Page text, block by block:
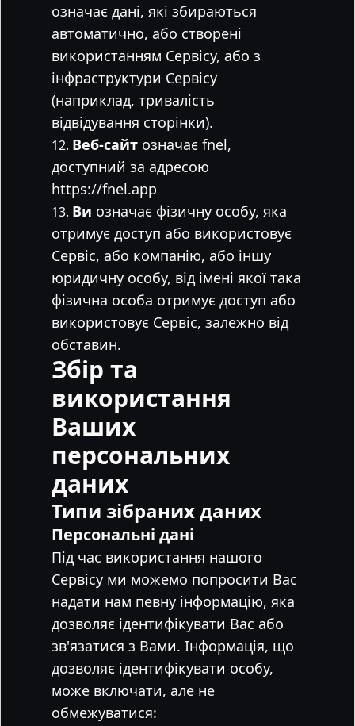
означає дані, які збираються
автоматично, або створені
використанням Сервісу, або з
інфраструктури Сервісу
(наприклад, тривалість
відвідування сторінки).
Веб-сайт означає fnel,
доступний за адресою
https://fnel.app
Ви означає фізичну особу, яка
отримує доступ або використовує
Сервіс, або компанію, або іншу
юридичну особу, від імені якої така
фізична особа отримує доступ або
використовує Сервіс, залежно від
обставин.
Збір та
використання
Ваших
персональних
даних
Типи зібраних даних
Персональні дані
Під час використання нашого
Сервісу ми можемо попросити Вас
надати нам певну інформацію, яка
дозволяє ідентифікувати Вас або
зв'язатися з Вами. Інформація, що
дозволяє ідентифікувати особу,
може включати, але не
обмежуватися: